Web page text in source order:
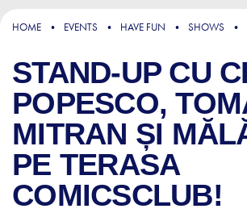
HOME EVENTS HAVE FUN SHOWS
STAND-UP CU
POPESCO,
MITRAN ȘI
PE TERASA
COMICSCLUB!